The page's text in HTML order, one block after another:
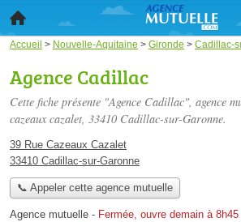
Accueil > Nouvelle-Aquitaine > Gironde > Cadillac-
Agence Cadillac
Cette fiche présente "Agence Cadillac", agence
cazeaux cazalet, 33410 Cadillac-sur-Garonne.
39 Rue Cazeaux Cazalet
33410 Cadillac-sur-Garonne
📞 Appeler cette agence mutuelle
Agence mutuelle - Fermée, ouvre demain à 8h45